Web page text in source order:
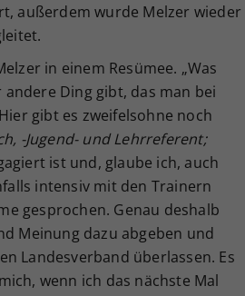
außerdem wurde Melzer wieder
in einem Resümee. „Was
Ding gibt, das man bei
gibt es zweifelsohne noch
-Jugend- und Lehrreferent;
ist und, glaube ich, auch
intensiv mit den Trainern
gesprochen. Genau deshalb
Meinung dazu abgeben und
Landesverband überlassen. Es
wenn ich das nächste Mal